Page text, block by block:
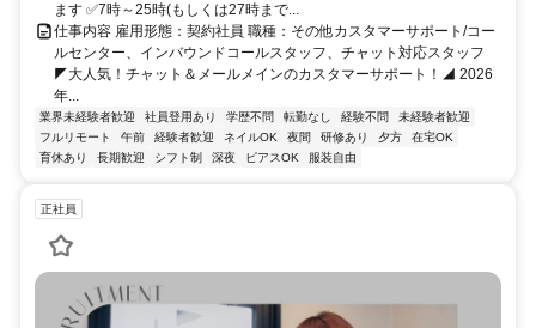
ます ✅7時～25時(もしくは27時まで...
仕事内容 雇用形態：契約社員 職種：その他カスタマーサポート/コー
ルセンター、インバウンドコールスタッフ、チャット対応スタッフ
◤大人気！チャット＆メールメインのカスタマーサポート！◢ 2026
年...
業界未経験者歓迎 社員登用あり 学歴不問 転勤なし 経験不問
未経験者歓迎
フルリモート
午前 経験者歓迎 ネイルOK 夜間 研修あり 夕方
在宅OK
育休あり
長期歓迎 シフト制 深夜 ピアスOK 服装自由
正社員